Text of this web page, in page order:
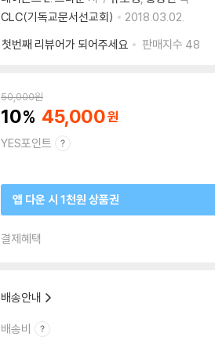
CLC(기독교문서선교회)
2018.03.02.
첫번째 리뷰어가 되어주세요
판매지수 48
50,000원
10 45,000
YES포인트
앱 다운 시 1천원 상품권
결제혜택
배송안내
배송비